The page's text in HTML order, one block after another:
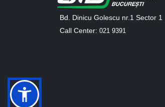
Bd. Dinicu Golescu nr.1 Sector 1
Call Center: 021 9391